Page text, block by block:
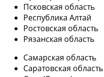
Псковская область
Республика Алтай
Ростовская область
Рязанская область
Самарская область
Саратовская область